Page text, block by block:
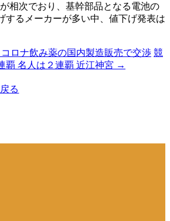
相次でおり、基幹部品となる電池の
するメーカーが多い中、値下げ発表は
ロナ飲み薬の国内製造販売で交渉 競
覇 名人は２連覇 近江神宮 →
る